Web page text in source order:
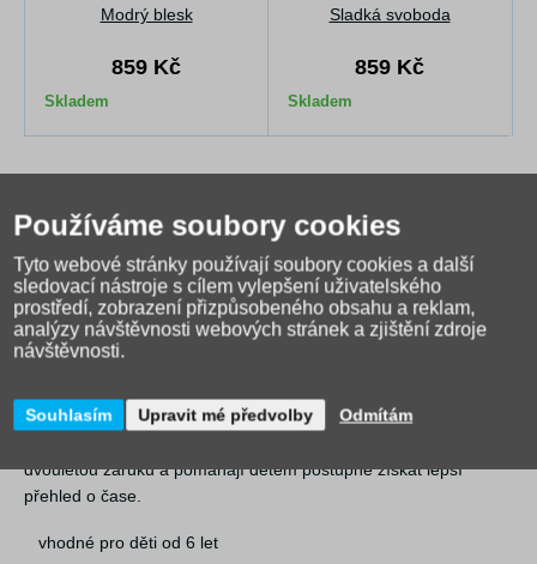
Modrý blesk
859 Kč
Skladem
Sladká svoboda
859 Kč
Skladem
Dětské sportovní hodinky - Růžový terčod Djeco jsou
sportovně laděné dětské quartzové hodinky pro holky od 6 let.
Růžový terčový motiv doplňuje přehledný analogový ciferník a
otočná luneta, takže hodinky působí jako opravdový sportovní
doplněk.
japonský strojek Miyota 2035 funguje na baterii SR626SW, která
dvouletou záruku a pomáhají dětem postupně získat lepší
přehled o čase.
vhodné pro děti od 6 let
Používáme soubory cookies
Tyto webové stránky používají soubory cookies a další
sledovací nástroje s cílem vylepšení uživatelského
prostředí, zobrazení přizpůsobeného obsahu a reklam,
analýzy návštěvnosti webových stránek a zjištění zdroje
návštěvnosti.
Souhlasím Upravit mé předvolby Odmítám